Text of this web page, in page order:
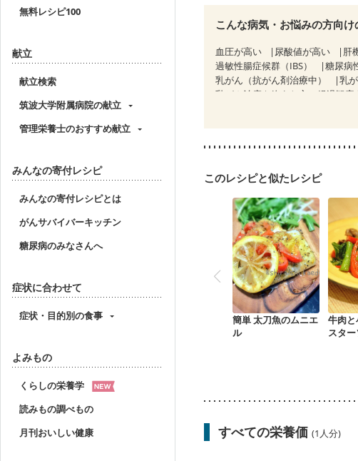
無料レシピ100
献立
献立検索
筑波大学附属病院の献立
管理栄養士のおすすめ献立
みんなの寄付レシピ
みんなの寄付レシピとは
がんサバイバーキッチン
糖尿病のみなさんへ
症状に合わせて
症状・目的別の食事
よみもの
くらしの栄養学
読みもの調べもの
月刊おいしい健康
こんな病気・お悩みの方向
血圧が高い 尿酸値が高い 肝
過敏性腸症候群（IBS）
糖尿病
乳がん（抗がん剤治療中）
乳
乳がん治療を終えた方・経過観察
このレシピと似たレシピ
簡単 太刀魚のムニエ
ル
牛肉
スタ
すべての栄養価 (1人分)